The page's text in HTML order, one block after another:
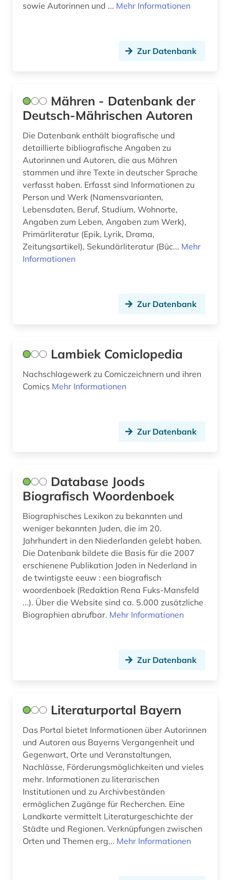
manager (1)
mathematikerin (1)
memoiren (1)
mexiko (2)
mission (1)
mittelalter (2)
mozart (1)
musical (1)
musiker (6)
musikkultur (1)
musikwissenschaft (2)
nationalsozialistischer verbrecher (1)
naturwissenschaftler (1)
neuseeland (1)
neuzeit (1)
niederlande (8)
niederlandistik (1)
niedersachsen (1)
niederösterreich (1)
ns-zeit (1)
nürnberger prozesse (1)
oberpfalz (1)
oper (2)
opernsänger (1)
orientalistik (1)
ort (1)
ostfriesland (1)
sowie Autorinnen und ... Mehr Informationen
Zur Datenbank
Mähren - Datenbank der
Deutsch-Mährischen Autoren
Die Datenbank enthält biografische und
detaillierte bibliografische Angaben zu
Autorinnen und Autoren, die aus Mähren
stammen und ihre Texte in deutscher Sprache
verfasst haben. Erfasst sind Informationen zu
Person und Werk (Namensvarianten,
Lebensdaten, Beruf, Studium, Wohnorte,
Angaben zum Leben, Angaben zum Werk),
Primärliteratur (Epik, Lyrik, Drama,
Zeitungsartikel), Sekundärliteratur (Büc... Mehr
Informationen
Zur Datenbank
Lambiek Comiclopedia
Nachschlagewerk zu Comiczeichnern und ihren
Comics Mehr Informationen
Zur Datenbank
Database Joods
Biografisch Woordenboek
Biographisches Lexikon zu bekannten und
weniger bekannten Juden, die im 20.
Jahrhundert in den Niederlanden gelebt haben.
Die Datenbank bildete die Basis für die 2007
erschienene Publikation Joden in Nederland in
de twintigste eeuw : een biografisch
woordenboek (Redaktion Rena Fuks-Mansfeld
...). Über die Website sind ca. 5.000 zusätzliche
Biographien abrufbar. Mehr Informationen
Zur Datenbank
Literaturportal Bayern
Das Portal bietet Informationen über Autorinnen
und Autoren aus Bayerns Vergangenheit und
Gegenwart, Orte und Veranstaltungen,
Nachlässe, Förderungsmöglichkeiten und vieles
mehr. Informationen zu literarischen
Institutionen und zu Archivbeständen
ermöglichen Zugänge für Recherchen. Eine
Landkarte vermittelt Literaturgeschichte der
Städte und Regionen. Verknüpfungen zwischen
Orten und Themen erg... Mehr Informationen